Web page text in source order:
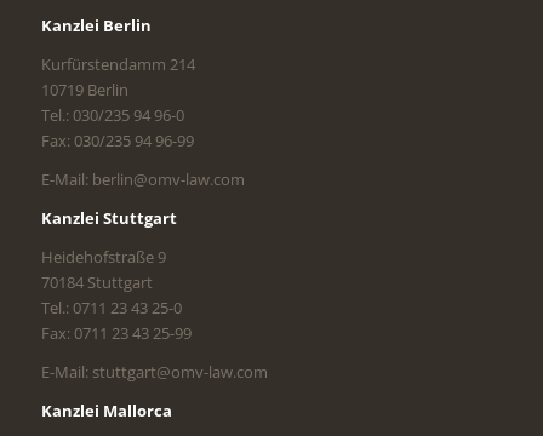
Kanzlei Berlin
Kurfürstendamm 214
10719 Berlin
Tel.: 030/235 94 96-0
Fax: 030/235 94 96-99
E-Mail: berlin@omv-law.com
Kanzlei Stuttgart
Heidehofstraße 9
70184 Stuttgart
Tel.: 0711 23 43 25-0
Fax: 0711 23 43 25-99
E-Mail: stuttgart@omv-law.com
Kanzlei Mallorca